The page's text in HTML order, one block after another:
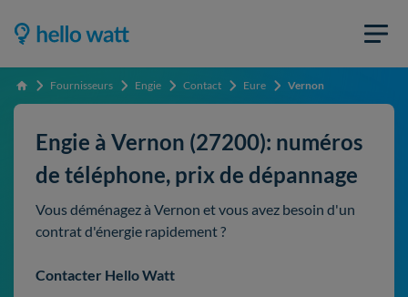
Accueil Fournisseurs Engie Contact Eure Vernon
Engie à Vernon (27200): numéros
de téléphone, prix de dépannage
Vous déménagez à Vernon et vous avez besoin d'un
contrat d'énergie rapidement ?
Contacter Hello Watt